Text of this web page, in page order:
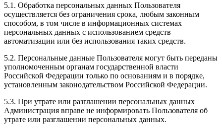
5.1. Обработка персональных данных Пользователя
осуществляется без ограничения срока, любым законным
способом, в том числе в информационных системах
персональных данных с использованием средств
автоматизации или без использования таких средств.
5.2. Персональные данные Пользователя могут быть переданы
уполномоченным органам государственной власти
Российской Федерации только по основаниям и в порядке,
установленным законодательством Российской Федерации.
5.3. При утрате или разглашении персональных данных
Администрация вправе не информировать Пользователя об
утрате или разглашении персональных данных.